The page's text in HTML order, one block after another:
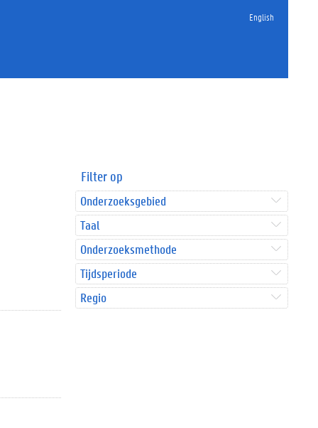
English
Filter op
Onderzoeksgebied
Taal
Onderzoeksmethode
Tijdsperiode
Regio